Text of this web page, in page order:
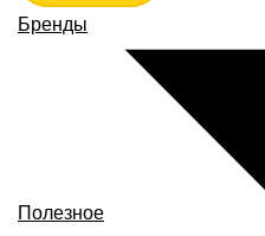
Бренды
Полезное